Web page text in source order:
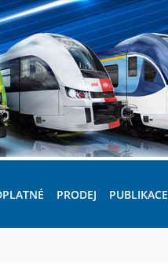
PRODEJ PUBLIKACE